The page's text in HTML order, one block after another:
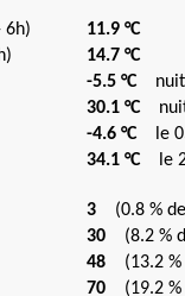
6h)
11.9 °C
14.7 °C
-5.5 °Cnuit
30.1 °Cnuit
-4.6 °Cle
34.1 °Cle
3 (0.8 %
30 (8.2 %
48 (13.2 %
70 (19.2 %